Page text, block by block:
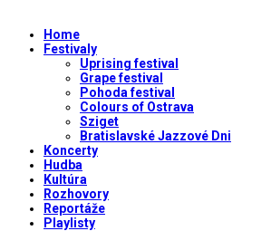
Home
Festivaly
Uprising festival
Grape festival
Pohoda festival
Colours of Ostrava
Sziget
Bratislavské Jazzové Dni
Koncerty
Hudba
Kultúra
Rozhovory
Reportáže
Playlisty